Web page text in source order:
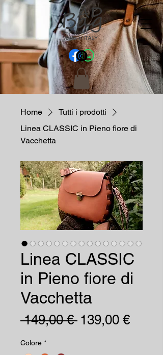
Home
Tutti i prodotti
Linea CLASSIC in Pieno fiore di
Vacchetta
Linea CLASSIC
in Pieno fiore di
Vacchetta
149,00 € Prezzo
139,00 €Prezzo
Colore *